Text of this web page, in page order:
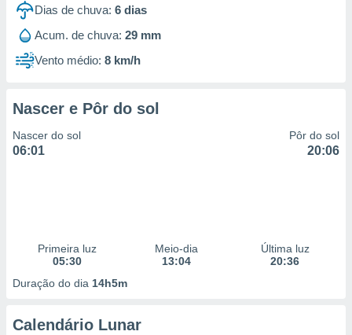
Dias de chuva: 6 dias
Acum. de chuva: 29 mm
Vento médio: 8 km/h
Nascer e Pôr do sol
Nascer do sol
06:01
Pôr do sol
20:06
Primeira luz
05:30
Meio-dia
13:04
Última luz
20:36
Duração do dia 14h5m
Calendário Lunar